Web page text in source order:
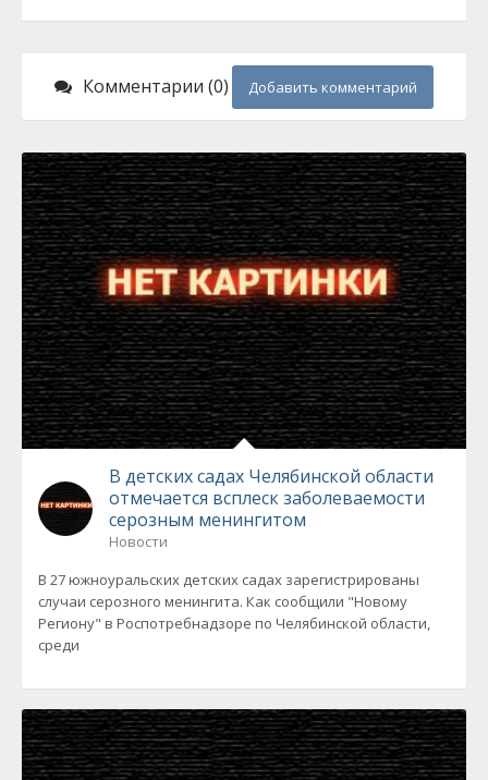
Комментарии (0) Добавить комментарий
В детских садах Челябинской области
отмечается всплеск заболеваемости
серозным менингитом
Новости
В 27 южноуральских детских садах зарегистрированы
случаи серозного менингита. Как сообщили "Новому
Региону" в Роспотребнадзоре по Челябинской области,
среди